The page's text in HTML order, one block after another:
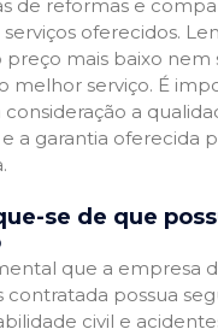
de reformas e
oferecidos.
preço mais baixo nem
melhor serviço. É
consideração a
a garantia oferecida
se de que
que a empresa
contratada possua
civil e